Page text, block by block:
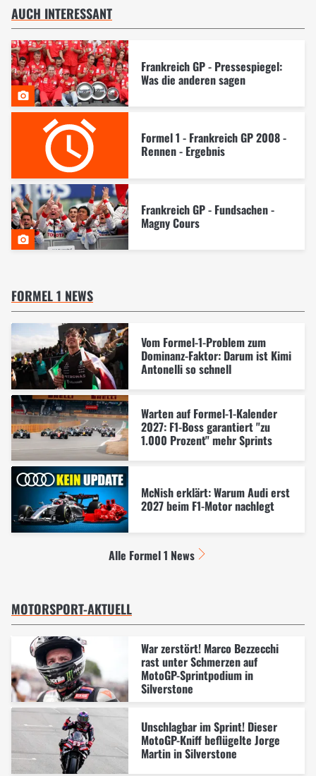
AUCH INTERESSANT
Frankreich GP - Pressespiegel:
Was die anderen sagen
Formel 1 - Frankreich GP 2008 -
Rennen - Ergebnis
Frankreich GP - Fundsachen -
Magny Cours
FORMEL 1 NEWS
Vom Formel-1-Problem zum
Dominanz-Faktor: Darum ist Kimi
Antonelli so schnell
Warten auf Formel-1-Kalender
2027: F1-Boss garantiert "zu
1.000 Prozent" mehr Sprints
McNish erklärt: Warum Audi erst
2027 beim F1-Motor nachlegt
Alle Formel 1 News
MOTORSPORT-AKTUELL
War zerstört! Marco Bezzecchi
rast unter Schmerzen auf
MotoGP-Sprintpodium in
Silverstone
Unschlagbar im Sprint! Dieser
MotoGP-Kniff beflügelte Jorge
Martin in Silverstone